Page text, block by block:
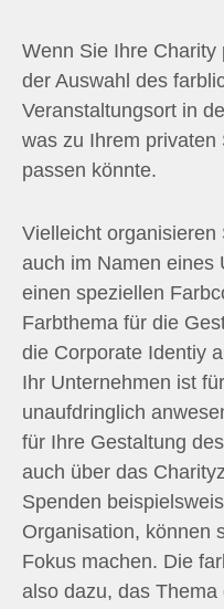
Wenn Sie Ihre Charity
der Auswahl des
Veranstaltungsort in
was zu Ihrem privaten
passen könnte.
Vielleicht organisieren
auch im Namen eines
einen speziellen
Farbthema für die
die Corporate Identiy
Ihr Unternehmen ist
unaufdringlich
für Ihre Gestaltung
auch über das
Spenden
Organisation, können
Fokus machen. Die
also dazu, das